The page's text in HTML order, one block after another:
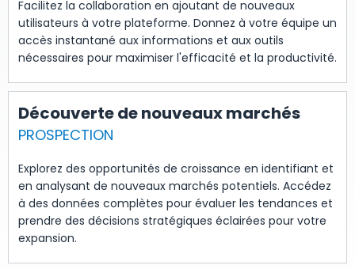
Facilitez la collaboration en ajoutant de nouveaux
utilisateurs à votre plateforme. Donnez à votre équipe un
accès instantané aux informations et aux outils
nécessaires pour maximiser l'efficacité et la productivité.
Découverte de nouveaux marchés
PROSPECTION
Explorez des opportunités de croissance en identifiant et
en analysant de nouveaux marchés potentiels. Accédez
à des données complètes pour évaluer les tendances et
prendre des décisions stratégiques éclairées pour votre
expansion.